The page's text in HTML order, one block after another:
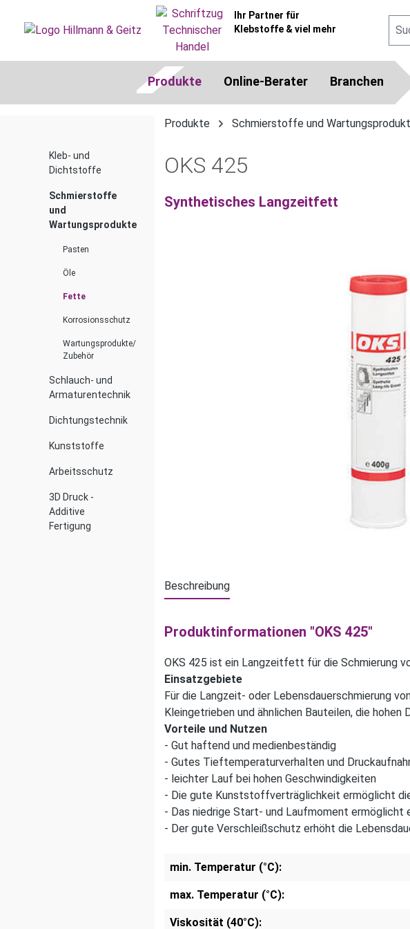
Zur Hauptnavigation springen
Ihr Partner für
Klebstoffe & viel mehr
Produkte Online-Berater Branchen
Kleb- und
Dichtstoffe
Schmierstoffe
und
Wartungsprodukte
Pasten
Öle
Fette
Korrosionsschutz
Wartungsprodukte/
Zubehör
Schlauch- und
Armaturentechnik
Dichtungstechnik
Kunststoffe
Arbeitsschutz
3D Druck -
Additive
Fertigung
Produkte Schmierstoffe und
OKS 425
Synthetisches Langzeitfett
Beschreibung
Produktinformationen "OKS 425"
OKS 425 ist ein Langzeitfett für die Schmierung
Einsatzgebiete
Für die Langzeit- oder Lebensdauerschmierung
Kleingetrieben und ähnlichen Bauteilen, die
Vorteile und Nutzen
- Gut haftend und medienbeständig
- Gutes Tieftemperaturverhalten und
- leichter Lauf bei hohen Geschwindigkeiten
- Die gute Kunststoffverträglichkeit ermöglicht
- Das niedrige Start- und Laufmoment ermöglicht
- Der gute Verschleißschutz erhöht die
min. Temperatur (°C):
max. Temperatur (°C):
Viskosität (40°C):